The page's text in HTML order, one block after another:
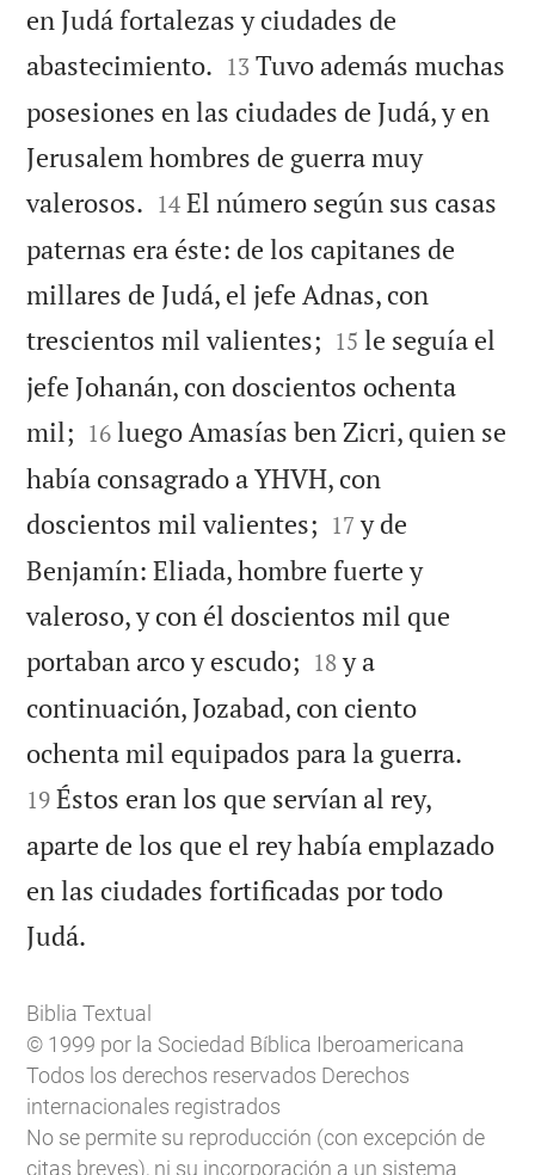
en Judá fortalezas y ciudades de
abastecimiento. 

13 Tuvo además muchas
posesiones en las ciudades de Judá, y en
Jerusalem hombres de guerra muy
valerosos. 

14 El número según sus casas
paternas era éste: de los capitanes de
millares de Judá, el jefe Adnas, con
trescientos mil valientes; 

15 le seguía el
jefe Johanán, con doscientos ochenta
mil; 

16 luego Amasías ben Zicri, quien se
había consagrado a YHVH, con
doscientos mil valientes; 

17 y de
Benjamín: Eliada, hombre fuerte y
valeroso, y con él doscientos mil que
portaban arco y escudo; 

18 y a
continuación, Jozabad, con ciento
ochenta mil equipados para la guerra.
19 Éstos eran los que servían al rey,
aparte de los que el rey había emplazado
en las ciudades fortificadas por todo
Judá.
Biblia Textual
© 1999 por la Sociedad Bíblica Iberoamericana
Todos los derechos reservados Derechos
internacionales registrados
No se permite su reproducción (con excepción de
citas breves), ni su incorporación a un sistema